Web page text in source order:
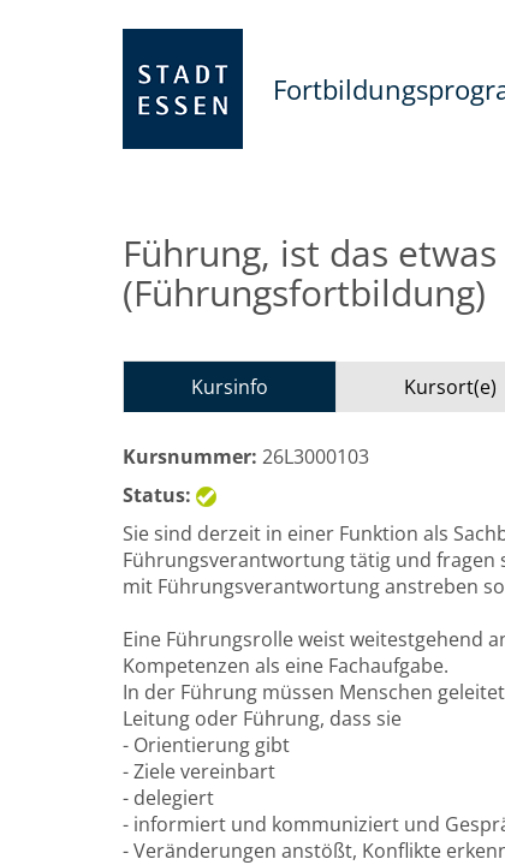
Führung, ist das
(Führungsfortbildung)
Kursinfo Kursort(e)
Kursnummer: 26L3000103
Status:
Sie sind derzeit in einer Funktion als
Führungsverantwortung tätig und fragen
mit Führungsverantwortung anstreben
Eine Führungsrolle weist weitestgehend
Kompetenzen als eine Fachaufgabe.
In der Führung müssen Menschen
Leitung oder Führung, dass sie
- Orientierung gibt
- Ziele vereinbart
- delegiert
- informiert und kommuniziert und
- Veränderungen anstößt, Konflikte